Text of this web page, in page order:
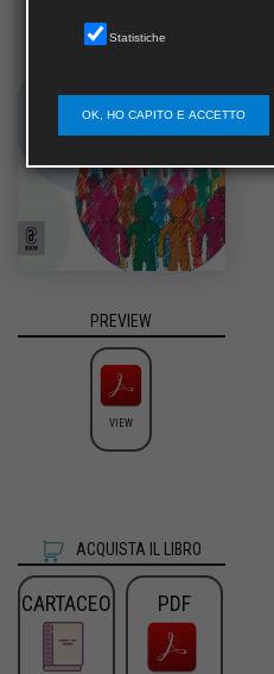
PREVIEW
VIEW
ACQUISTA IL LIBRO
CARTACEO PDF
Statistiche
OK, HO CAPITO E ACCETTO